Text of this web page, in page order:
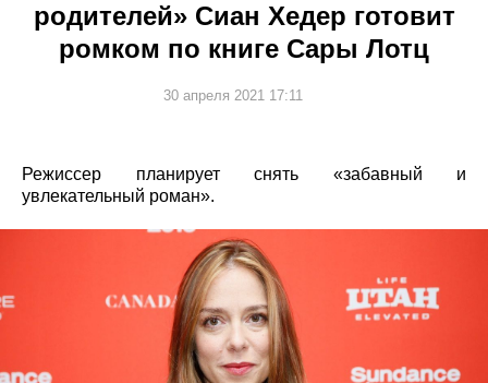
родителей» Сиан Хедер готовит
ромком по книге Сары Лотц
30 апреля 2021 17:11
Режиссер планирует снять «забавный и
увлекательный роман».